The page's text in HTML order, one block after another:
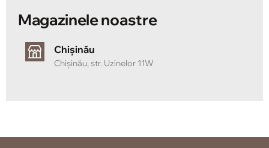
Magazinele noastre
Chișinău
Chișinău, str. Uzinelor 11W